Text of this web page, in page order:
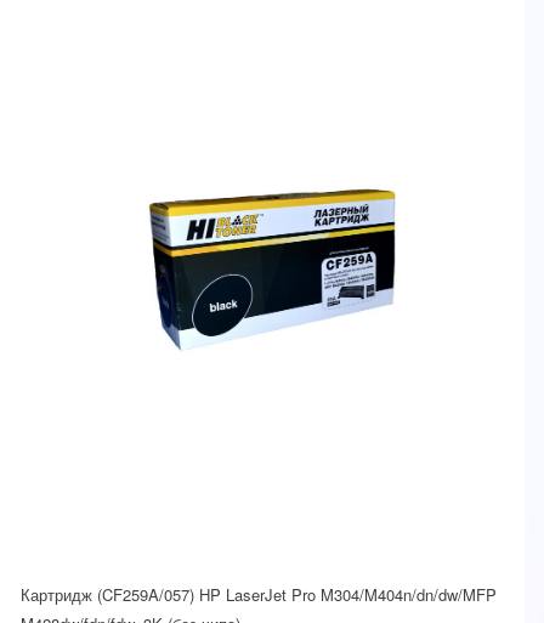
Картридж (CF259A/057) HP LaserJet Pro M304/M404n/dn/dw/MFP